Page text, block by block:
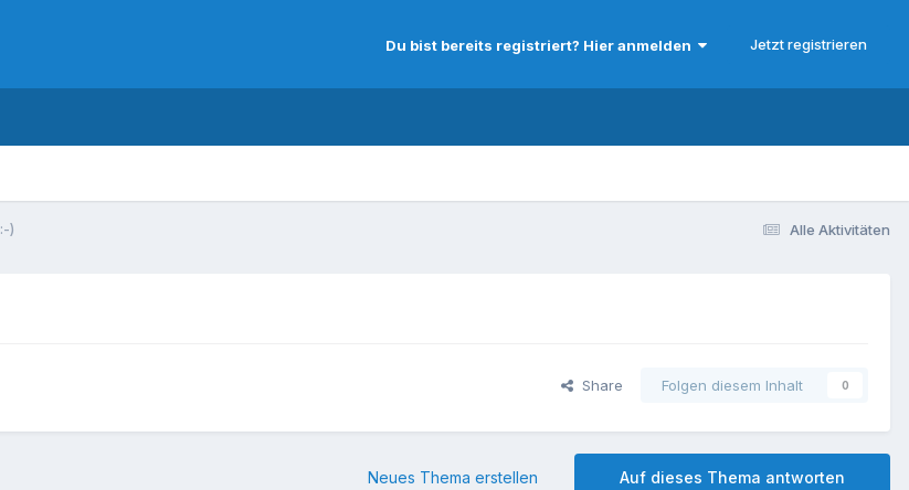
Du bist bereits registriert? Hier anmelden Jetzt registrieren
Alle Aktivitäten
)
Share Folgen diesem Inhalt 0
Auf dieses Thema antworten
Neues Thema erstellen